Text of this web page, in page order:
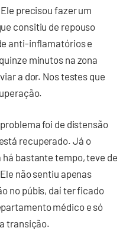
precisou fazer um
consitiu de repouso
anti-inflamatórios e
minutos na zona
a dor. Nos testes que
foi de distensão
recuperado. Já o
há bastante tempo, teve de
não sentiu apenas
no púbis, daí ter ficado
médico e só
transição.